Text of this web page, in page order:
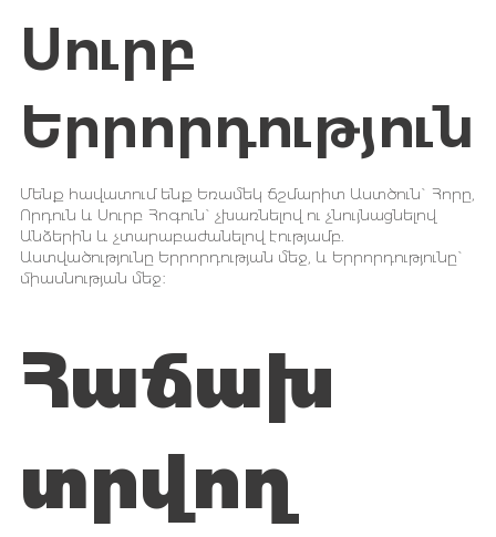
Հաճախ
տրվող
Սուրբ
Երրորդություն
Մենք հավատում ենք Եռամեկ ճշմարիտ Աստծուն` Հորը,
Որդուն և Սուրբ Հոգուն` չխառնելով ու չնույնացնելով
Անձերին և չտարաբաժանելով էությամբ.
Աստվածությունը Երրորդության մեջ, և Երրորդությունը`
միասնության մեջ։